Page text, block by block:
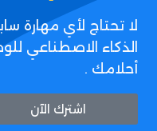
لا تحتاج لأي مهارة
الذكاء الاصطناعي
أحلامك .
اشترك الآن